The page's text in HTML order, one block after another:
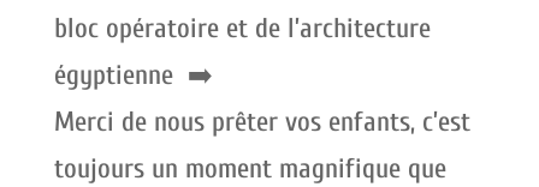
bloc opératoire et de l’architecture
égyptienne ➡️
Merci de nous prêter vos enfants, c’est
toujours un moment magnifique que